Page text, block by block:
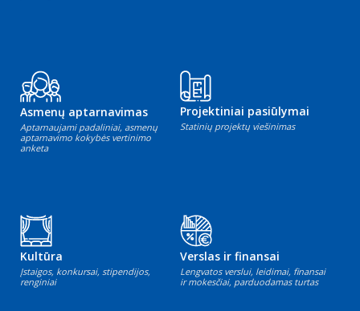
Asmenų aptarnavimas
Aptarnaujami padaliniai, asmenų
aptarnavimo kokybės vertinimo
anketa
Projektiniai pasiūlymai
Statinių projektų viešinimas
Kultūra
Įstaigos, konkursai, stipendijos,
renginiai
Verslas ir finansai
Lengvatos verslui, leidimai, finansai
ir mokesčiai, parduodamas turtas